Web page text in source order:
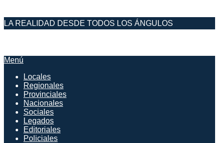
Saltar
al
LA REALIDAD DESDE TODOS LOS ÁNGULOS
Menú
navegación
principal
Menú
Locales
Regionales
Provinciales
Nacionales
Sociales
Legados
Editoriales
Policiales